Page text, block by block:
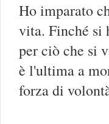
Ho imparato
vita. Finché si
per ciò che si
è l'ultima a
forza di